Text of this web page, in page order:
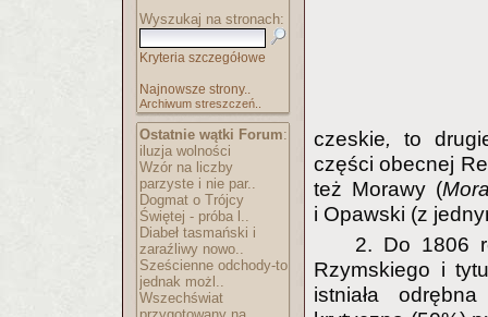
Wyszukaj na stronach:
Kryteria szczegółowe
Najnowsze strony..
Archiwum streszczeń..
Ostatnie wątki Forum:
iluzja wolności
Wzór na liczby
parzyste i nie par..
Dogmat o Trójcy
Świętej - próba l..
Diabeł tasmański i
zaraźliwy nowo..
Sześcienne odchody-to
jednak możl..
Wszechświat
czeskie,to
części obecnej
też Morawy (
i Opawski (z
2. Do 1806
Rzymskiego i
istniała